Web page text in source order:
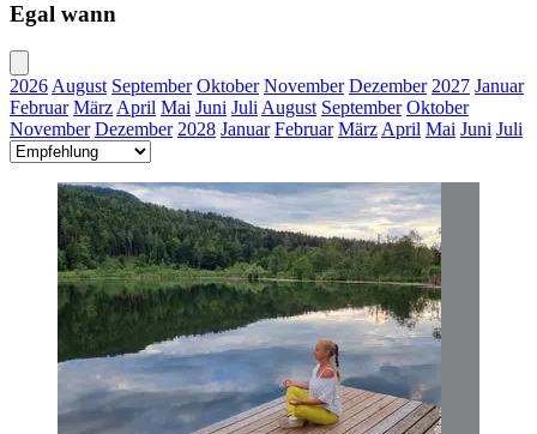
Egal wann
2026 August September Oktober November Dezember 2027 Januar
Februar März April Mai Juni Juli August September Oktober
November Dezember 2028 Januar Februar März April Mai Juni Juli